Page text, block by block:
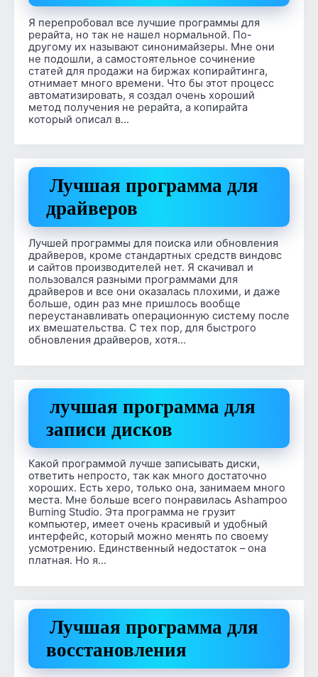
Я перепробовал все лучшие программы для
рерайта, но так не нашел нормальной. По-
другому их называют синонимайзеры. Мне они
не подошли, а самостоятельное сочинение
статей для продажи на биржах копирайтинга,
отнимает много времени. Что бы этот процесс
автоматизировать, я создал очень хороший
метод получения не рерайта, а копирайта
который описал в…
Лучшая программа для
драйверов
Лучшей программы для поиска или обновления
драйверов, кроме стандартных средств виндовс
и сайтов производителей нет. Я скачивал и
пользовался разными программами для
драйверов и все они оказалась плохими, и даже
больше, один раз мне пришлось вообще
переустанавливать операционную систему после
их вмешательства. С тех пор, для быстрого
обновления драйверов, хотя…
лучшая программа для
записи дисков
Какой программой лучше записывать диски,
ответить непросто, так как много достаточно
хороших. Есть херо, только она, занимаем много
места. Мне больше всего понравилась Ashampoo
Burning Studio. Эта программа не грузит
компьютер, имеет очень красивый и удобный
интерфейс, который можно менять по своему
усмотрению. Единственный недостаток – она
платная. Но я…
Лучшая программа для
восстановления